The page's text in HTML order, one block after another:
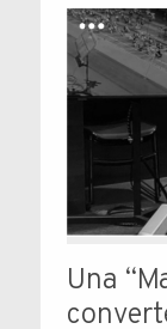
Una